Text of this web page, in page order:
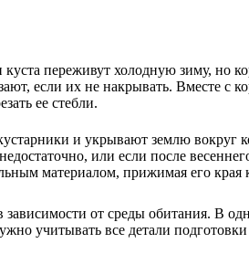
переживут холодную зиму, но
если их не накрывать. Вместе с
ее стебли.
и укрывают землю вокруг
или если после
материалом, прижимая его края
от среды обитания. В
учитывать все детали